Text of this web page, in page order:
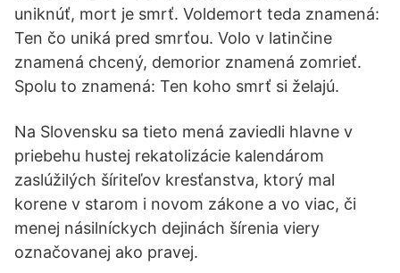
uniknúť, mort je smrť. Voldemort teda znamená:
Ten čo uniká pred smrťou. Volo v latinčine
znamená chcený, demorior znamená zomrieť.
Spolu to znamená: Ten koho smrť si želajú.
Na Slovensku sa tieto mená zaviedli hlavne v
priebehu hustej rekatolizácie kalendárom
zaslúžilých šíriteľov kresťanstva, ktorý mal
korene v starom i novom zákone a vo viac, či
menej násilníckych dejinách šírenia viery
označovanej ako pravej.